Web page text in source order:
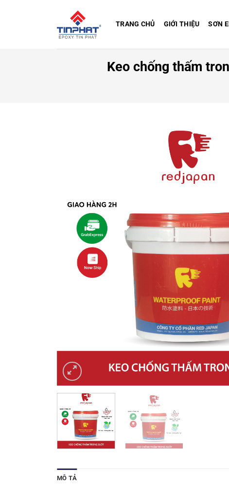
TRANG CHỦ GIỚI THIỆU SƠN
Keo chống thấm
MÔ TẢ